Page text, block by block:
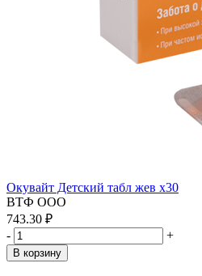
Окувайт Детский табл жев x30
ВТФ ООО
743.30 ₽
-
+
В корзину